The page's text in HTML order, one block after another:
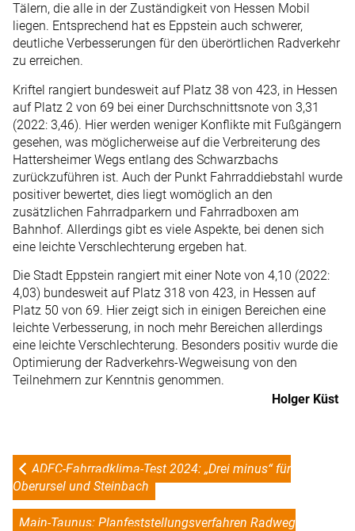
Tälern, die alle in der Zuständigkeit von Hessen Mobil
liegen. Entsprechend hat es Eppstein auch schwerer,
deutliche Verbesserungen für den überörtlichen Radverkehr
zu erreichen.
Kriftel rangiert bundesweit auf Platz 38 von 423, in Hessen
auf Platz 2 von 69 bei einer Durchschnittsnote von 3,31
(2022: 3,46). Hier werden weniger Konflikte mit Fußgängern
gesehen, was möglicherweise auf die Verbreiterung des
Hattersheimer Wegs entlang des Schwarzbachs
zurückzuführen ist. Auch der Punkt Fahrraddiebstahl wurde
positiver bewertet, dies liegt womöglich an den
zusätzlichen Fahrradparkern und Fahrradboxen am
Bahnhof. Allerdings gibt es viele Aspekte, bei denen sich
eine leichte Verschlechterung ergeben hat.
Die Stadt Eppstein rangiert mit einer Note von 4,10 (2022:
4,03) bundesweit auf Platz 318 von 423, in Hessen auf
Platz 50 von 69. Hier zeigt sich in einigen Bereichen eine
leichte Verbesserung, in noch mehr Bereichen allerdings
eine leichte Verschlechterung. Besonders positiv wurde die
Optimierung der Radverkehrs-Wegweisung von den
Teilnehmern zur Kenntnis genommen.
Holger Küst
ADFC-Fahrradklima-Test 2024: „Drei minus“ für
Oberursel und Steinbach
Main-Taunus: Planfeststellungsverfahren Radweg